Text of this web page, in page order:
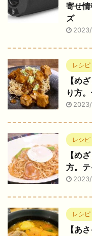
寄せ
ズ
レシピ
【め
り方
レシピ
【め
方。
レシピ
【あ